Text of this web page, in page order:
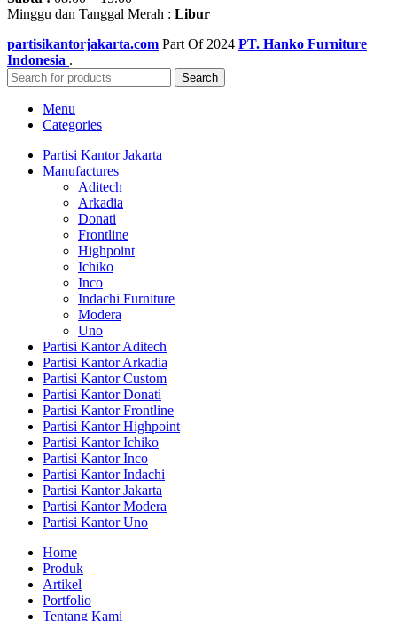
Minggu dan Tanggal Merah : Libur
partisikantorjakarta.com Part Of 2024 PT. Hanko Furniture
Indonesia .
Search
Menu
Categories
Partisi Kantor Jakarta
Manufactures
Aditech
Arkadia
Donati
Frontline
Highpoint
Ichiko
Inco
Indachi Furniture
Modera
Uno
Partisi Kantor Aditech
Partisi Kantor Arkadia
Partisi Kantor Custom
Partisi Kantor Donati
Partisi Kantor Frontline
Partisi Kantor Highpoint
Partisi Kantor Ichiko
Partisi Kantor Inco
Partisi Kantor Indachi
Partisi Kantor Jakarta
Partisi Kantor Modera
Partisi Kantor Uno
Home
Produk
Artikel
Portfolio
Tentang Kami